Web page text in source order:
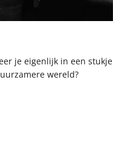
je eigenlijk in een stukje
wereld?